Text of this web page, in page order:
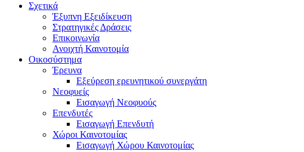
Σχετικά
Έξυπνη Εξειδίκευση
Στρατηγικές Δράσεις
Επικοινωνία
Ανοιχτή Καινοτομία
Οικοσύστημα
Έρευνα
Εξεύρεση ερευνητικού συνεργάτη
Νεοφυείς
Εισαγωγή Νεοφυούς
Επενδυτές
Εισαγωγή Επενδυτή
Χώροι Καινοτομίας
Εισαγωγή Χώρου Καινοτομίας